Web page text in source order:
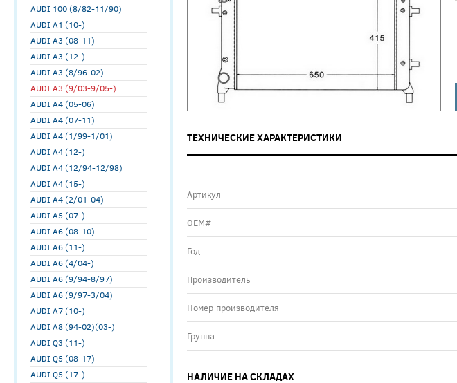
AUDI 100 (8/82-11/90)
AUDI A1 (10-)
AUDI A3 (08-11)
AUDI A3 (12-)
AUDI A3 (8/96-02)
AUDI A3 (9/03-9/05-)
AUDI A4 (05-06)
AUDI A4 (07-11)
AUDI A4 (1/99-1/01)
AUDI A4 (12-)
AUDI A4 (12/94-12/98)
AUDI A4 (15-)
AUDI A4 (2/01-04)
AUDI A5 (07-)
AUDI A6 (08-10)
AUDI A6 (11-)
AUDI A6 (4/04-)
AUDI A6 (9/94-8/97)
AUDI A6 (9/97-3/04)
AUDI A7 (10-)
AUDI A8 (94-02)(03-)
AUDI Q3 (11-)
AUDI Q5 (08-17)
AUDI Q5 (17-)
ТЕХНИЧЕСКИЕ ХАРАКТЕРИСТИКИ
Артикул
ОЕМ#
Год
Производитель
Номер производителя
Группа
НАЛИЧИЕ НА СКЛАДАХ